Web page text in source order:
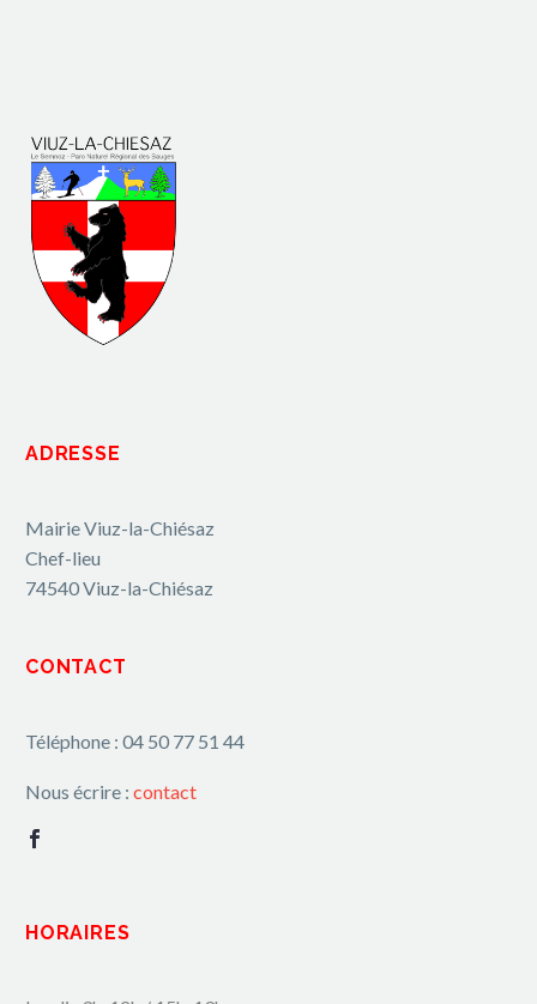
ADRESSE
Mairie Viuz-la-Chiésaz
Chef-lieu
74540 Viuz-la-Chiésaz
CONTACT
Téléphone : 04 50 77 51 44
Nous écrire : contact
HORAIRES